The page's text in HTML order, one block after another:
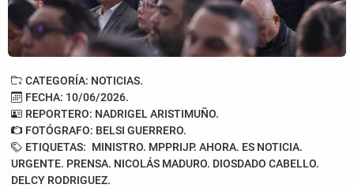
CATEGORÍA: NOTICIAS.
FECHA: 10/06/2026.
REPORTERO: NADRIGEL ARISTIMUÑO.
FOTÓGRAFO: BELSI GUERRERO.
ETIQUETAS: MINISTRO. MPPRIJP. AHORA. ES NOTICIA.
URGENTE. PRENSA. NICOLÁS MADURO. DIOSDADO CABELLO.
DELCY RODRIGUEZ.